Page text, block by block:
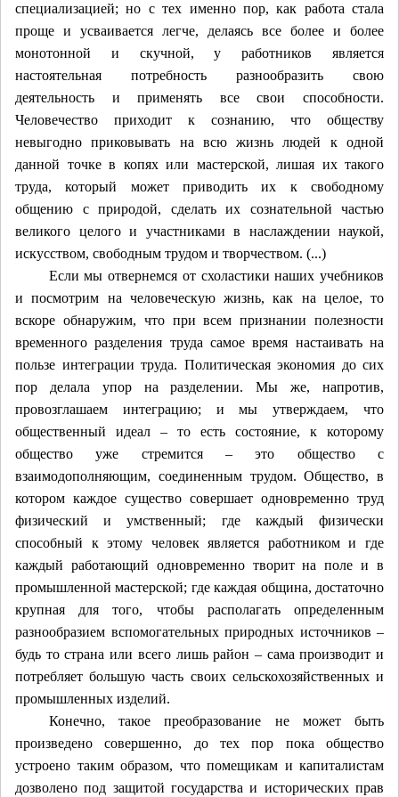
специализацией; но с тех именно пор, как работа стала
проще и усваивается легче, делаясь все более и более
монотонной и скучной, у работников является
настоятельная потребность разнообразить свою
деятельность и применять все свои способности.
Человечество приходит к сознанию, что обществу
невыгодно приковывать на всю жизнь людей к одной
данной точке в копях или мастерской, лишая их такого
труда, который может приводить их к свободному
общению с природой, сделать их сознательной частью
великого целого и участниками в наслаждении наукой,
искусством, свободным трудом и творчеством. (...)
Если мы отвернемся от схоластики наших учебников
и посмотрим на человеческую жизнь, как на целое, то
вскоре обнаружим, что при всем признании полезности
временногоразделения труда самое время настаивать на
пользе интеграции труда. Политическая экономия до сих
пор делала упор наразделении.Мы же, напротив,
провозглашаем интеграцию; и мы утверждаем, что
общественный идеал – то есть состояние, к которому
общество уже стремится – это общество с
взаимодополняющим, соединенным трудом. Общество, в
котором каждое существо совершает одновременно труд
физический и умственный; где каждый физически
способный к этому человек является работником и где
каждый работающий одновременно творит на поле и в
промышленной мастерской; где каждая община, достаточно
крупная для того, чтобы располагать определенным
разнообразием вспомогательных природных источников –
будь то страна или всего лишь район – сама производит и
потребляет большую часть своих сельскохозяйственных и
промышленных изделий.
Конечно, такое преобразование не может быть
произведено совершенно, до тех пор пока общество
устроено таким образом, что помещикам и капиталистам
дозволено под защитой государства и исторических прав